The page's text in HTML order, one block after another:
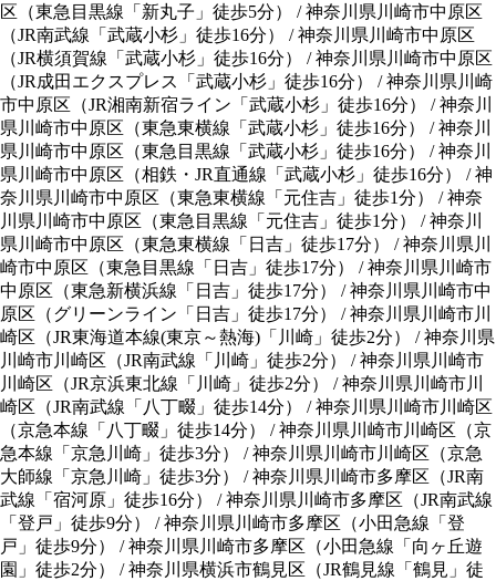
区
（東急目黒線「新丸子」徒歩5分） /神奈川県川崎市中原区
（JR南武線「武蔵小杉」徒歩16分） /神奈川県川崎市中原区
（JR横須賀線「武蔵小杉」徒歩16分） /神奈川県川崎市中原区
（JR成田エクスプレス「武蔵小杉」徒歩16分） /神奈川県川崎
市中原区
（JR湘南新宿ライン「武蔵小杉」徒歩16分） /神奈川
県川崎市中原区
（東急東横線「武蔵小杉」徒歩16分） /神奈川
県川崎市中原区
（東急目黒線「武蔵小杉」徒歩16分） /神奈川
県川崎市中原区
（相鉄・JR直通線「武蔵小杉」徒歩16分） /神
奈川県川崎市中原区
（東急東横線「元住吉」徒歩1分） /神奈
川県川崎市中原区
（東急目黒線「元住吉」徒歩1分） /神奈川
県川崎市中原区
（東急東横線「日吉」徒歩17分） /神奈川県川
崎市中原区
（東急目黒線「日吉」徒歩17分） /神奈川県川崎市
中原区
（東急新横浜線「日吉」徒歩17分） /神奈川県川崎市中
原区
（グリーンライン「日吉」徒歩17分） /神奈川県川崎市川
崎区
（JR東海道本線(東京～熱海)「川崎」徒歩2分） /神奈川県
川崎市川崎区
（JR南武線「川崎」徒歩2分） /神奈川県川崎市
川崎区
（JR京浜東北線「川崎」徒歩2分） /神奈川県川崎市川
崎区
（JR南武線「八丁畷」徒歩14分） /神奈川県川崎市川崎区
（京急本線「八丁畷」徒歩14分） /神奈川県川崎市川崎区 （京
急本線「京急川崎」徒歩3分） /神奈川県川崎市川崎区 （京急
大師線「京急川崎」徒歩3分） /神奈川県川崎市多摩区 （JR南
武線「宿河原」徒歩16分） /神奈川県川崎市多摩区 （JR南武線
「登戸」徒歩9分） /神奈川県川崎市多摩区 （小田急線「登
戸」徒歩9分） /神奈川県川崎市多摩区 （小田急線「向ヶ丘遊
園」徒歩2分） /神奈川県横浜市鶴見区 （JR鶴見線「鶴見」徒